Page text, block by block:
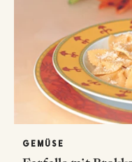
GEMÜSE